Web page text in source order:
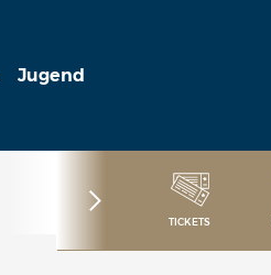
Jugend
TICKETS